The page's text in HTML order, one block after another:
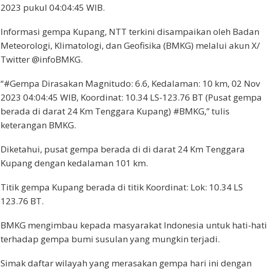
2023 pukul 04:04:45 WIB.
Informasi gempa Kupang, NTT terkini disampaikan oleh Badan
Meteorologi, Klimatologi, dan Geofisika (BMKG) melalui akun X/
Twitter @infoBMKG.
“#Gempa Dirasakan Magnitudo: 6.6, Kedalaman: 10 km, 02 Nov
2023 04:04:45 WIB, Koordinat: 10.34 LS-123.76 BT (Pusat gempa
berada di darat 24 Km Tenggara Kupang) #BMKG,” tulis
keterangan BMKG.
Diketahui, pusat gempa berada di di darat 24 Km Tenggara
Kupang dengan kedalaman 101 km.
Titik gempa Kupang berada di titik Koordinat: Lok: 10.34 LS
123.76 BT.
BMKG mengimbau kepada masyarakat Indonesia untuk hati-hati
terhadap gempa bumi susulan yang mungkin terjadi.
Simak daftar wilayah yang merasakan gempa hari ini dengan